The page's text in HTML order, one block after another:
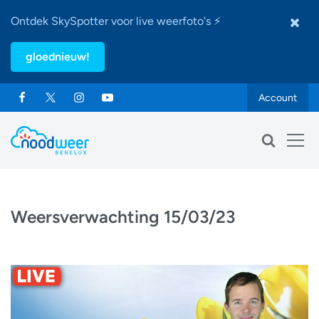
Ontdek SkySpotter voor live weerfoto's ⚡
gloednieuw!
Account
Weersverwachting 15/03/23